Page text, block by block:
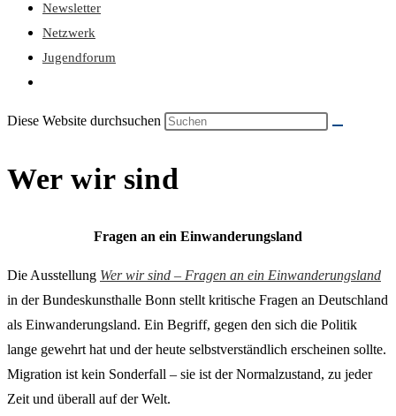
Newsletter
Netzwerk
Jugendforum
Diese Website durchsuchen
Wer wir sind
Fragen an ein Einwanderungsland
Die Ausstellung Wer wir sind – Fragen an ein Einwanderungsland
in der Bundeskunsthalle Bonn stellt kritische Fragen an Deutschland
als Einwanderungsland. Ein Begriff, gegen den sich die Politik
lange gewehrt hat und der heute selbstverständlich erscheinen sollte.
Migration ist kein Sonderfall – sie ist der Normalzustand, zu jeder
Zeit und überall auf der Welt.